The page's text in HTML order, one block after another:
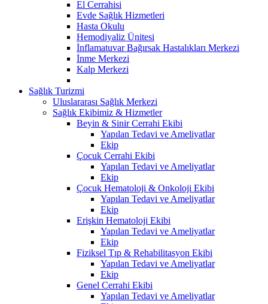
El Cerrahisi
Evde Sağlık Hizmetleri
Hasta Okulu
Hemodiyaliz Ünitesi
İnflamatuvar Bağırsak Hastalıkları Merkezi
İnme Merkezi
Kalp Merkezi
Sağlık Turizmi
Uluslararası Sağlık Merkezi
Sağlık Ekibimiz & Hizmetler
Beyin & Sinir Cerrahi Ekibi
Yapılan Tedavi ve Ameliyatlar
Ekip
Çocuk Cerrahi Ekibi
Yapılan Tedavi ve Ameliyatlar
Ekip
Çocuk Hematoloji & Onkoloji Ekibi
Yapılan Tedavi ve Ameliyatlar
Ekip
Erişkin Hematoloji Ekibi
Yapılan Tedavi ve Ameliyatlar
Ekip
Fiziksel Tıp & Rehabilitasyon Ekibi
Yapılan Tedavi ve Ameliyatlar
Ekip
Genel Cerrahi Ekibi
Yapılan Tedavi ve Ameliyatlar